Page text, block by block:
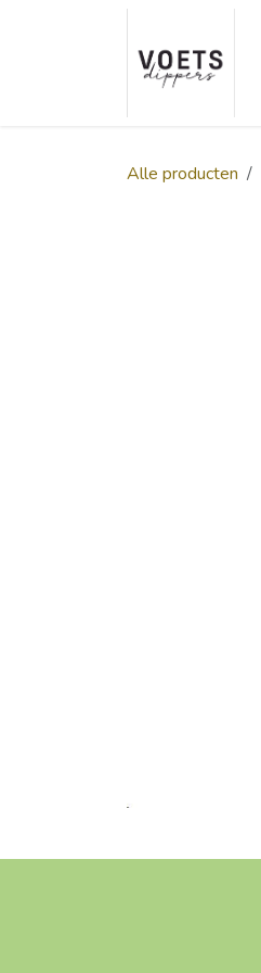
Overslaan naar inhoud
Alle producten